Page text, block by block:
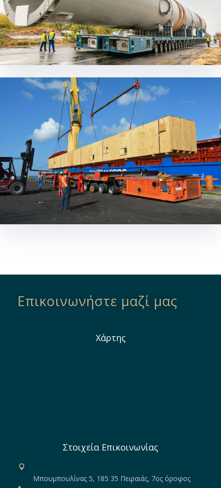
Επικοινωνήστε μαζί μας
Χάρτης
Στοιχεία Επικοινωνίας
Μπουμπουλίνας 5, 185 35 Πειραιάς, 7ος όροφος